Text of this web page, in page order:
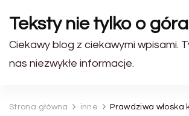
Teksty nie tylko o
Ciekawy blog z ciekawymi wpisami.
nas niezwykłe informacje.
Strona główna inne
Prawdziwa włoska